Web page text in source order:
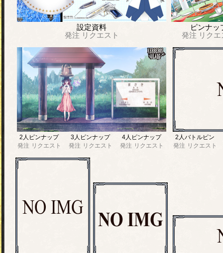
設定資料
発注 リクエスト
ピンナッ
発注 リク
2人ピンナップ
発注 リクエスト
3人ピンナップ
発注 リクエスト
4人ピンナップ
発注 リクエスト
2人バトルピン
発注 リクエスト